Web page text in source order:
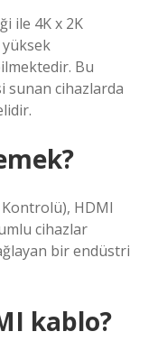
ile 4K x 2K
Bu
sunan cihazlarda
HDMI
cihazlar
bir endüstri
kablo?